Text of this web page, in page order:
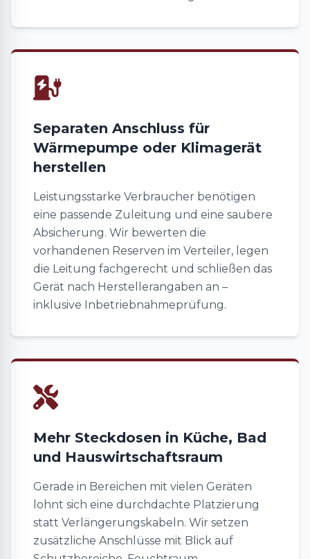
Separaten Anschluss für
Wärmepumpe oder Klimagerät
herstellen
Leistungsstarke Verbraucher benötigen
eine passende Zuleitung und eine saubere
Absicherung. Wir bewerten die
vorhandenen Reserven im Verteiler, legen
die Leitung fachgerecht und schließen das
Gerät nach Herstellerangaben an –
inklusive Inbetriebnahmeprüfung.
Mehr Steckdosen in Küche, Bad
und Hauswirtschaftsraum
Gerade in Bereichen mit vielen Geräten
lohnt sich eine durchdachte Platzierung
statt Verlängerungskabeln. Wir setzen
zusätzliche Anschlüsse mit Blick auf